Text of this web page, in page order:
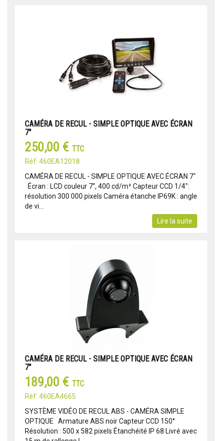
CAMÉRA DE RECUL - SIMPLE OPTIQUE AVEC ÉCRAN
7"
250,00 € TTC
Réf: 460EA12018
CAMÉRA DE RECUL - SIMPLE OPTIQUE AVEC ÉCRAN 7"
Écran : LCD couleur 7’’, 400 cd/m² Capteur CCD 1/4":
résolution 300 000 pixels Caméra étanche IP69K : angle
de vi...
Lire la suite
CAMÉRA DE RECUL - SIMPLE OPTIQUE AVEC ÉCRAN
7"
189,00 € TTC
Réf: 460EA4665
SYSTÈME VIDÉO DE RECUL ABS - CAMÉRA SIMPLE
OPTIQUE Armature ABS noir Capteur CCD 150°
Résolution : 500 x 582 pixels Étanchéité IP 68 Livré avec